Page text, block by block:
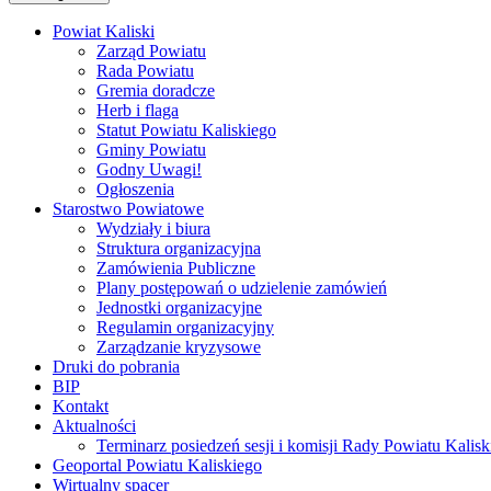
Powiat Kaliski
Zarząd Powiatu
Rada Powiatu
Gremia doradcze
Herb i flaga
Statut Powiatu Kaliskiego
Gminy Powiatu
Godny Uwagi!
Ogłoszenia
Starostwo Powiatowe
Wydziały i biura
Struktura organizacyjna
Zamówienia Publiczne
Plany postępowań o udzielenie zamówień
Jednostki organizacyjne
Regulamin organizacyjny
Zarządzanie kryzysowe
Druki do pobrania
BIP
Kontakt
Aktualności
Terminarz posiedzeń sesji i komisji Rady Powiatu
Geoportal Powiatu Kaliskiego
Wirtualny spacer